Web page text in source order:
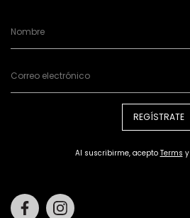
REGÍSTRATE
Al suscribirme, acepto Terms y
Facebook